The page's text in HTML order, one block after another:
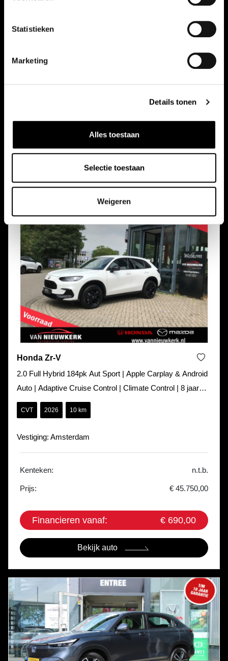
Statistieken
Marketing
Details tonen
Alles toestaan
Selectie toestaan
Weigeren
2.0 HYBRID 184PK Automaat Advance | Pano | Leder |
Carplay | Bose Audio | Dealer Onderhouden | NL Auto |
X327BH
Prijs: € 31.900,00
Financieren vanaf: € 481,00
Bekijk auto
Honda Zr-V
2.0 Full Hybrid 184pk Aut Sport | Apple Carplay & Android
Auto | Adaptive Cruise Control | Climate Control | 8 jaar
garantie
CVT 2026 10 km
Vestiging: Amsterdam
Kenteken: n.t.b.
Prijs: € 45.750,00
Financieren vanaf: € 690,00
Bekijk auto